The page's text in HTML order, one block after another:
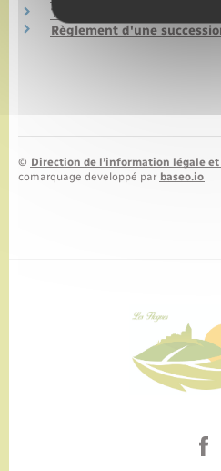
Testament
Règlement d'une
© Direction de l’information légale
comarquage developpé par baseo.io